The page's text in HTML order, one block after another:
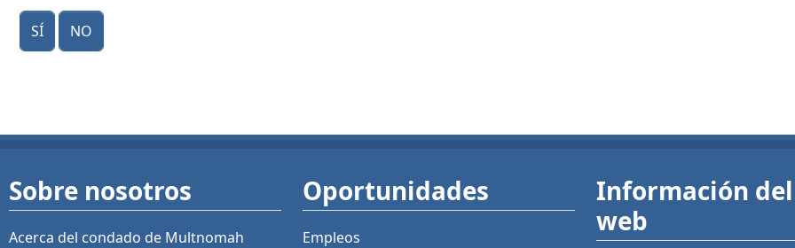
Sí No
Sobre nosotros
Acerca del condado de Multnomah
Oportunidades
Empleos
Información
web